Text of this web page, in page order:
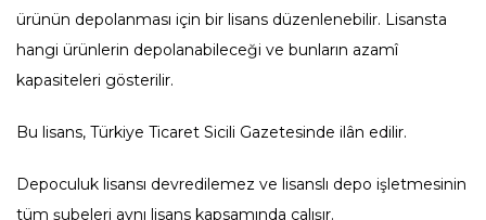
ürünün depolanması için bir lisans düzenlenebilir. Lisansta
hangi ürünlerin depolanabileceği ve bunların azamî
kapasiteleri gösterilir.
Bu lisans, Türkiye Ticaret Sicili Gazetesinde ilân edilir.
Depoculuk lisansı devredilemez ve lisanslı depo işletmesinin
tüm şubeleri aynı lisans kapsamında çalışır.